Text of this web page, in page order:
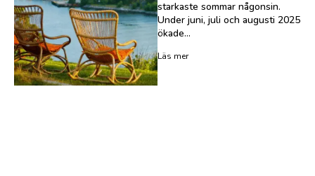
starkaste sommar någonsin.
Under juni, juli och augusti 2025
ökade...
Läs mer